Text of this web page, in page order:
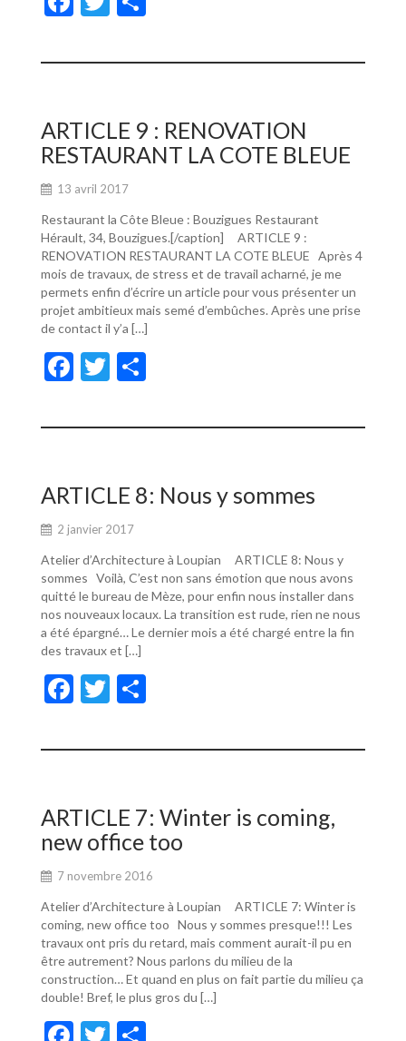
e
o
o
k
itt ta
er
ARTICLE 9 : RENOVATION
RESTAURANT LA COTE BLEUE
13 avril 2017
Restaurant la Côte Bleue : Bouzigues Restaurant
Hérault, 34, Bouzigues.[/caption] ARTICLE 9 :
RENOVATION RESTAURANT LA COTE BLEUE Après 4
mois de travaux, de stress et de travail acharné, je me
permets enfin d’écrire un article pour vous présenter un
projet ambitieux mais semé d’embûches. Après une prise
de contact il y’a […]
F
e
o
o
k
T
itt ta
er
ARTICLE 8: Nous y sommes
2 janvier 2017
Atelier d’Architecture à Loupian ARTICLE 8: Nous y
sommes Voilà, C’est non sans émotion que nous avons
quitté le bureau de Mèze, pour enfin nous installer dans
nos nouveaux locaux. La transition est rude, rien ne nous
a été épargné… Le dernier mois a été chargé entre la fin
des travaux et […]
F
e
o
o
k
T
itt ta
er
ARTICLE 7: Winter is coming,
new office too
7 novembre 2016
Atelier d’Architecture à Loupian ARTICLE 7: Winter is
coming, new office too Nous y sommes presque!!! Les
travaux ont pris du retard, mais comment aurait-il pu en
être autrement? Nous parlons du milieu de la
construction… Et quand en plus on fait partie du milieu ça
double! Bref, le plus gros du […]